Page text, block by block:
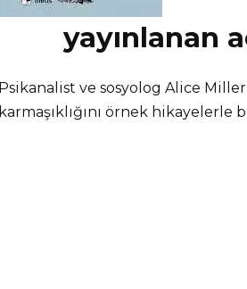
yayınlanan
Psikanalist ve sosyolog Alice
karmaşıklığını örnek